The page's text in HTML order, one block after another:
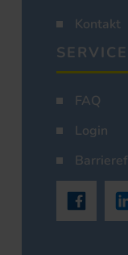
Kontakt
SERVICE
FAQ
Login